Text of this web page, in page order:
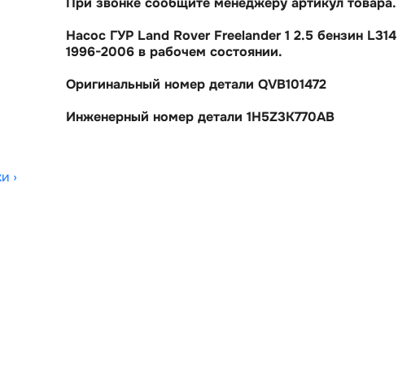
Насос ГУР Land Rover Freelander 1 2.5 бензин L314
1996-2006 в рабочем состоянии.
Оригинальный номер детали QVB101472
Инженерный номер детали 1H5Z3K770AB
›